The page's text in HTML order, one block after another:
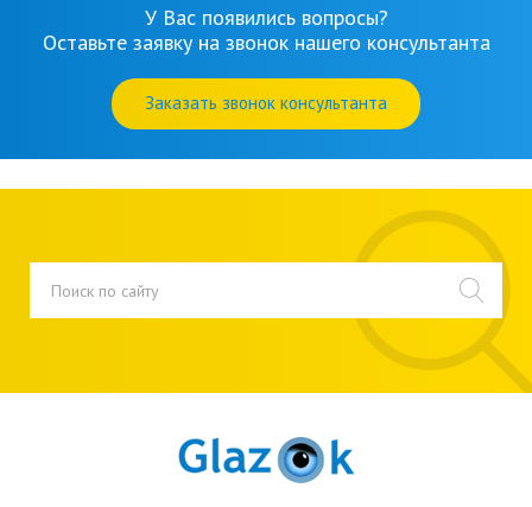
У Вас появились вопросы?
Оставьте заявку на звонок нашего консультанта
Заказать звонок консультанта